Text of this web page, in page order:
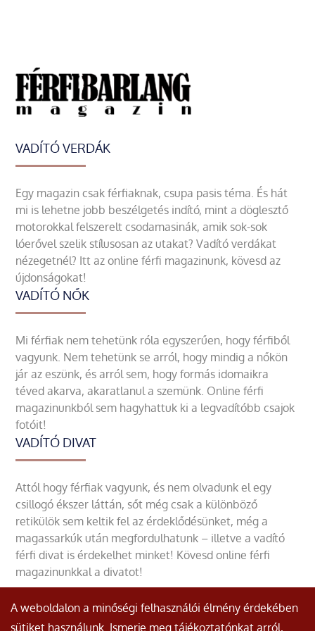
VADÍTÓ VERDÁK
Egy magazin csak férfiaknak, csupa pasis téma. És hát
mi is lehetne jobb beszélgetés indító, mint a döglesztő
motorokkal felszerelt csodamasinák, amik sok-sok
lóerővel szelik stílusosan az utakat? Vadító verdákat
nézegetnél? Itt az online férfi magazinunk, kövesd az
újdonságokat!
VADÍTÓ NŐK
Mi férfiak nem tehetünk róla egyszerűen, hogy férfiből
vagyunk. Nem tehetünk se arról, hogy mindig a nőkön
jár az eszünk, és arról sem, hogy formás idomaikra
téved akarva, akaratlanul a szemünk. Online férfi
magazinunkból sem hagyhattuk ki a legvadítóbb csajok
fotóit!
VADÍTÓ DIVAT
Attól hogy férfiak vagyunk, és nem olvadunk el egy
csillogó ékszer láttán, sőt még csak a különböző
retikülök sem keltik fel az érdeklődésünket, még a
magassarkúk után megfordulhatunk – illetve a vadító
férfi divat is érdekelhet minket! Kövesd online férfi
magazinunkkal a divatot!
A weboldalon a minőségi felhasználói élmény érdekében
sütiket használunk. Ismerje meg tájékoztatónkat arról,